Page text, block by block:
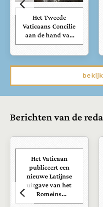
Het Tweede
Vaticaans Concilie
aan de hand van
zijn documenten
Berichten van de
Het Vaticaan
publiceert een
nieuwe Latijnse
uitgave van het
Romeins
martyrologium